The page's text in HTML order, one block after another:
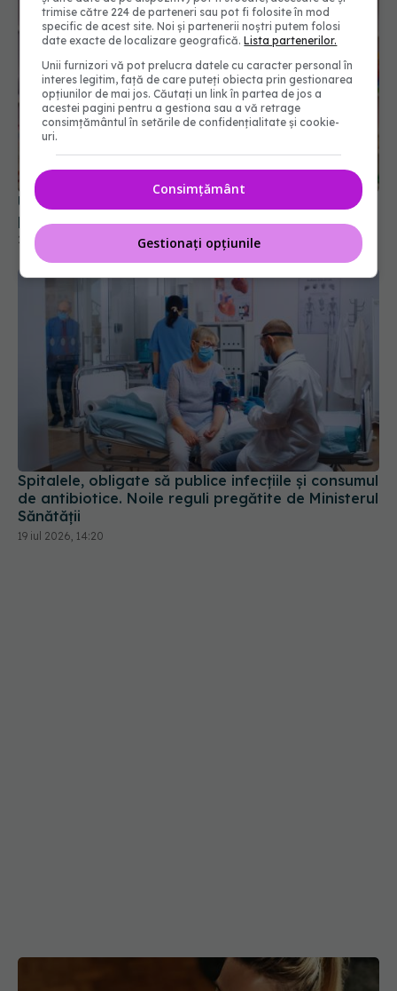
Unifarm: Canalul de Urgență, răspuns pentru
pacienții care nu găsesc medicamente esențiale
20 iul 2026, 15:16
Spitalele, obligate să publice infecțiile și consumul
de antibiotice. Noile reguli pregătite de Ministerul
Sănătății
19 iul 2026, 14:20
trimise către 224 de parteneri sau pot fi folosite în mod
specific de acest site. Noi și partenerii noștri putem folosi
date exacte de localizare geografică.Lista partenerilor.
Unii furnizori vă pot prelucra datele cu caracter personal în
interes legitim, față de care puteți obiecta prin gestionarea
opțiunilor de mai jos. Căutați un link în partea de jos a
acestei pagini pentru a gestiona sau a vă retrage
consimțământul în setările de confidențialitate și cookie-
uri.
Consimțământ
Gestionați opțiunile